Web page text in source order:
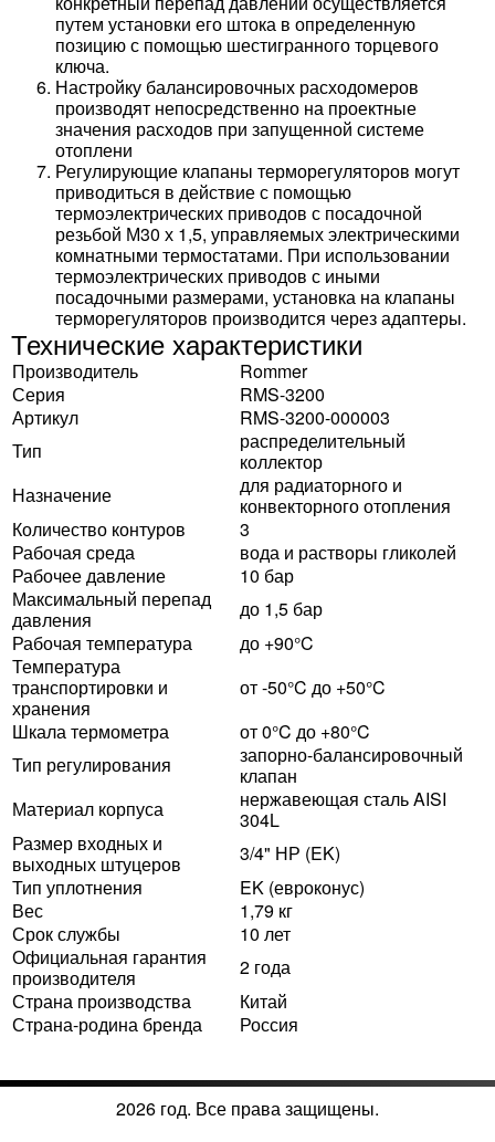
путем установки его штока в определенную
позицию с помощью шестигранного торцевого
ключа.
Настройку балансировочных расходомеров
производят непосредственно на проектные
значения расходов при запущенной системе
отоплени
Регулирующие клапаны терморегуляторов могут
приводиться в действие с помощью
термоэлектрических приводов с посадочной
резьбой М30 х 1,5, управляемых электрическими
комнатными термостатами. При использовании
термоэлектрических приводов с иными
посадочными размерами, установка на клапаны
терморегуляторов производится через адаптеры.
Технические характеристики
Производитель
Rommer
Серия
RMS-3200
Артикул
RMS-3200-000003
Тип
распределительный
коллектор
Назначение
для радиаторного и
конвекторного отопления
Количество контуров
3
Рабочая среда
вода и растворы гликолей
Рабочее давление
10 бар
Максимальный перепад
давления
до 1,5 бар
Рабочая температура
до +90°C
Температура
транспортировки и
хранения
от -50°C до +50°C
Шкала термометра
от 0°C до +80°C
Тип регулирования
запорно-балансировочный
клапан
Материал корпуса
нержавеющая сталь AISI
304L
Размер входных и
выходных штуцеров
3/4" НР (EK)
Тип уплотнения
EK (евроконус)
Вес
1,79 кг
Срок службы
10 лет
Официальная гарантия
производителя
2 года
Страна производства
Китай
Страна-родина бренда
Россия
2026 год. Все права защищены.